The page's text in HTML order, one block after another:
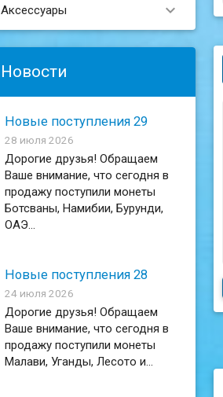
Аксессуары 
Новости
Новые поступления 29
28 июля 2026
Дорогие друзья! Обращаем
Ваше внимание, что сегодня в
продажу поступили монеты
Ботсваны, Намибии, Бурунди,
ОАЭ...
Новые поступления 28
24 июля 2026
Дорогие друзья! Обращаем
Ваше внимание, что сегодня в
продажу поступили монеты
Малави, Уганды, Лесото и...